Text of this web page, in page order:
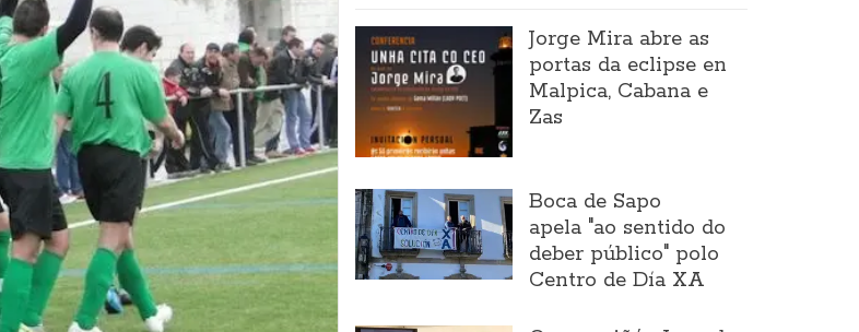
Jorge Mira abre as
portas da eclipse en
Malpica, Cabana e
Zas
Boca de Sapo
apela "ao sentido do
deber público" polo
Centro de Día XA